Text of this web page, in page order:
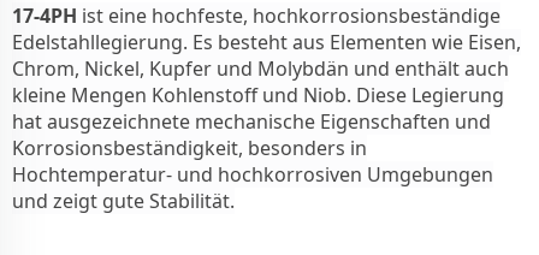
17-4PH ist eine hochfeste, hochkorrosionsbeständige
Edelstahllegierung. Es besteht aus Elementen wie Eisen,
Chrom, Nickel, Kupfer und Molybdän und enthält auch
kleine Mengen Kohlenstoff und Niob. Diese Legierung
hat ausgezeichnete mechanische Eigenschaften und
Korrosionsbeständigkeit, besonders in
Hochtemperatur- und hochkorrosiven Umgebungen
und zeigt gute Stabilität.